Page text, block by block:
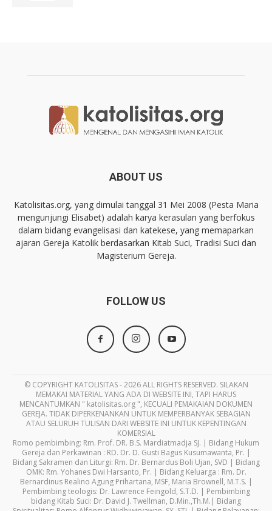
ABOUT US
Katolisitas.org, yang dimulai tanggal 31 Mei 2008 (Pesta Maria
mengunjungi Elisabet) adalah karya kerasulan yang berfokus
dalam bidang evangelisasi dan katekese, yang memaparkan
ajaran Gereja Katolik berdasarkan Kitab Suci, Tradisi Suci dan
Magisterium Gereja.
FOLLOW US
© COPYRIGHT KATOLISITAS - 2026 ALL RIGHTS RESERVED. SILAKAN
MEMAKAI MATERIAL YANG ADA DI WEBSITE INI, TAPI HARUS
MENCANTUMKAN " katolisitas.org ", KECUALI PEMAKAIAN DOKUMEN
GEREJA. TIDAK DIPERKENANKAN UNTUK MEMPERBANYAK SEBAGIAN
ATAU SELURUH TULISAN DARI WEBSITE INI UNTUK KEPENTINGAN
KOMERSIAL
Romo pembimbing: Rm. Prof. DR. B.S. Mardiatmadja SJ. | Bidang Hukum
Gereja dan Perkawinan : RD. Dr. D. Gusti Bagus Kusumawanta, Pr. |
Bidang Sakramen dan Liturgi: Rm. Dr. Bernardus Boli Ujan, SVD | Bidang
OMK: Rm. Yohanes Dwi Harsanto, Pr. | Bidang Keluarga : Rm. Dr.
Bernardinus Realino Agung Prihartana, MSF, Maria Brownell, M.T.S. |
Pembimbing teologis: Dr. Lawrence Feingold, S.T.D. | Pembimbing
bidang Kitab Suci: Dr. David J. Twellman, D.Min.,Th.M.| Bidang